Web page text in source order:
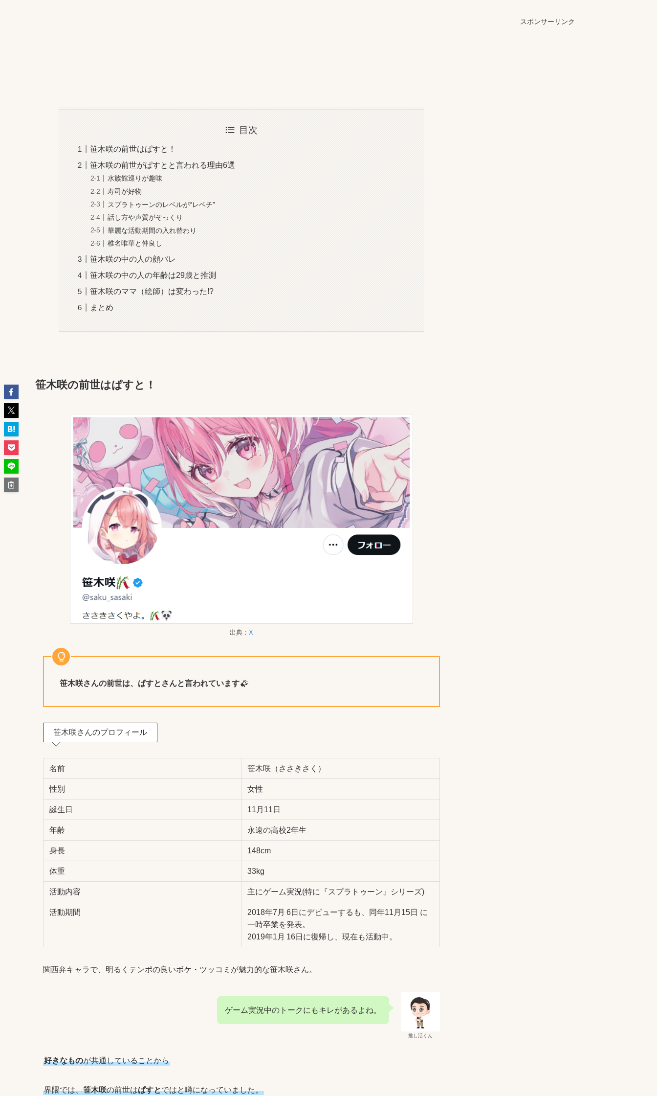
目次
笹木咲の前世はぱすと！
笹木咲の前世がぱすとと言われる理由6選
水族館巡りが趣味
寿司が好物
スプラトゥーンのレベルが“レベチ”
話し方や声質がそっくり
華麗な活動期間の入れ替わり
椎名唯華と仲良し
笹木咲の中の人の顔バレ
笹木咲の中の人の年齢は29歳と推測
笹木咲のママ（絵師）は変わった!?
まとめ
笹木咲の前世はぱすと！
出典： X
笹木咲さんの前世は、 ぱすと さんと言われています
笹木咲さんのプロフィール
名前 笹木咲（ささきさく）
性別 女性
誕生日 11月11日
年齢 永遠の高校2年生
身長 148cm
体重 33kg
活動内容 主にゲーム実況(特に『スプラトゥーン』シリーズ)
活動期間
2018年7月 6日にデビューするも、同年11月15日 に
一時卒業を発表。
2019年1月 16日に復帰し、現在も活動中。
関西弁キャラで、明るくテンポの良いボケ・ツッコミが魅力的な笹木咲さん。
推し活くん
ゲーム実況中のトークにもキレがあるよね。
好きなものが共通していることから
界隈では、笹木咲の前世はぱすとではと噂になっていました。
スポンサーリンク